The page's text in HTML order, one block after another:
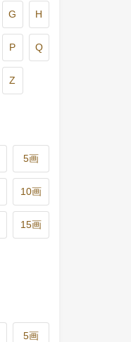
G H
P Q
Z
5画
10画
15画
5画